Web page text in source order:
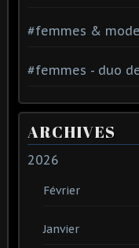
#femmes & mode
#femmes - duo
ARCHIVES
2026
Février
Janvier